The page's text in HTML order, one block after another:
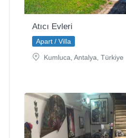
Atıcı Evleri
Apart / Villa
Kumluca, Antalya, Türkiye